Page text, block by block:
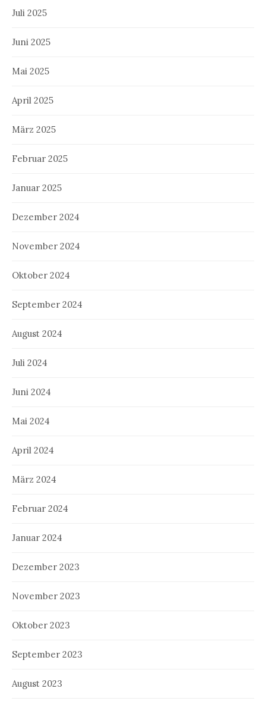
Juli 2025
Juni 2025
Mai 2025
April 2025
März 2025
Februar 2025
Januar 2025
Dezember 2024
November 2024
Oktober 2024
September 2024
August 2024
Juli 2024
Juni 2024
Mai 2024
April 2024
März 2024
Februar 2024
Januar 2024
Dezember 2023
November 2023
Oktober 2023
September 2023
August 2023